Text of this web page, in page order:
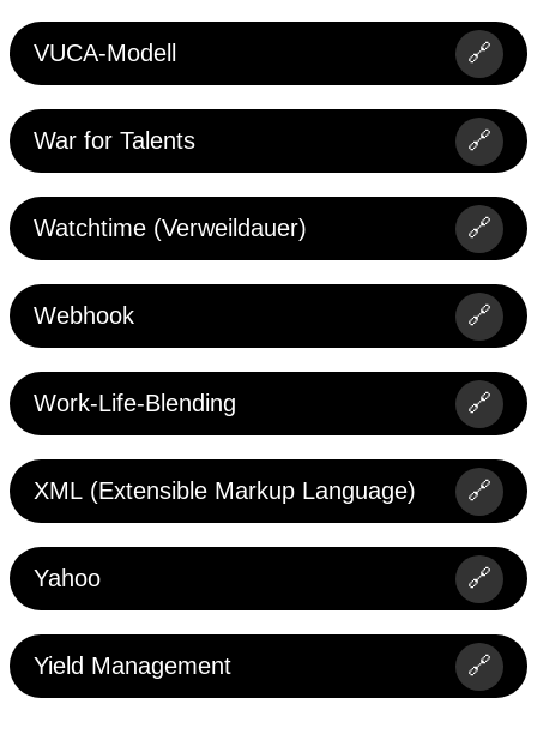
VUCA-Modell 🔗
War for Talents 🔗
Watchtime (Verweildauer) 🔗
Webhook 🔗
Work-Life-Blending 🔗
XML (Extensible Markup Language) 🔗
Yahoo 🔗
Yield Management 🔗